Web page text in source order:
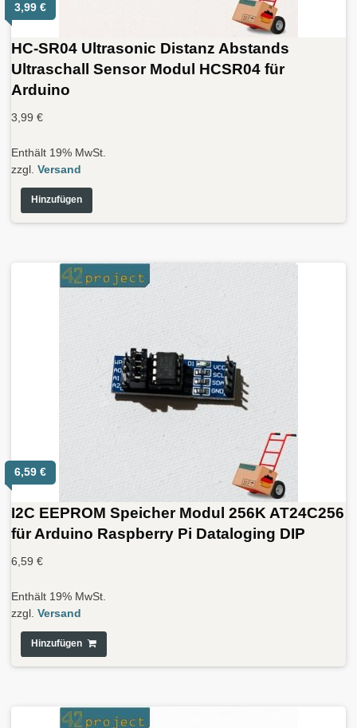
3,99 €
HC-SR04 Ultrasonic Distanz Abstands
Ultraschall Sensor Modul HCSR04 für
Arduino
3,99 €
Enthält 19% MwSt.
zzgl. Versand
Hinzufügen
6,59 €
I2C EEPROM Speicher Modul 256K AT24C256
für Arduino Raspberry Pi Dataloging DIP
6,59 €
Enthält 19% MwSt.
zzgl. Versand
Hinzufügen